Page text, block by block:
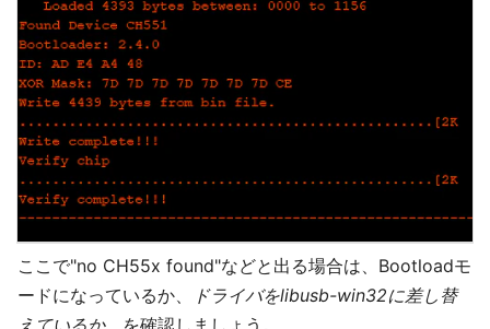
ここで"no CH55x found"などと出る場合は、Bootloadモ
ードになっているか、
ドライバをlibusb-win32に差し替
えているか、を確認しましょう。